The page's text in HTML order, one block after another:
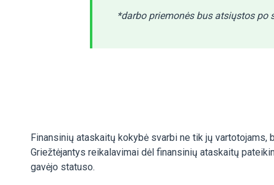
*darbo priemonės bus atsiųstos po
Finansinių ataskaitų kokybė svarbi ne tik jų
Griežtėjantys reikalavimai dėl finansinių ataskaitų
gavėjo statuso.